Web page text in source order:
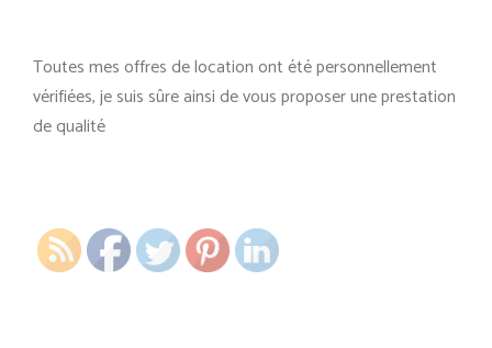
Toutes mes offres de location ont été personnellement
vérifiées, je suis sûre ainsi de vous proposer une prestation
de qualité